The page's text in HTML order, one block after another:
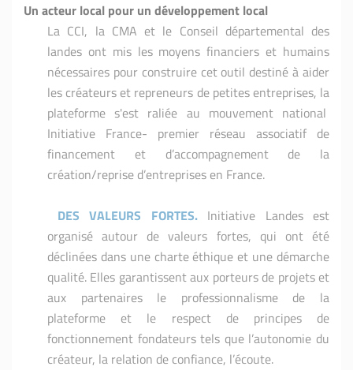
Un acteur local pour un développement local
La CCI, la CMA et le Conseil départemental des
landes ont mis les moyens financiers et humains
nécessaires pour construire cet outil destiné à aider
les créateurs et repreneurs de petites entreprises, la
plateforme s'est raliée au mouvement national
Initiative France- premier réseau associatif de
financement et d’accompagnement de la
création/reprise d’entreprises en France.
DES VALEURS FORTES. Initiative Landes est
organisé autour de valeurs fortes, qui ont été
déclinées dans une charte éthique et une démarche
qualité. Elles garantissent aux porteurs de projets et
aux partenaires le professionnalisme de la
plateforme et le respect de principes de
fonctionnement fondateurs tels que l’autonomie du
créateur, la relation de confiance, l’écoute.